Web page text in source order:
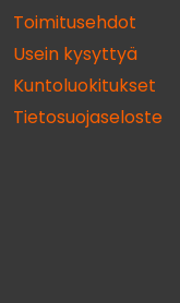
Toimitusehdot
Usein kysyttyä
Kuntoluokitukset
Tietosuojaseloste